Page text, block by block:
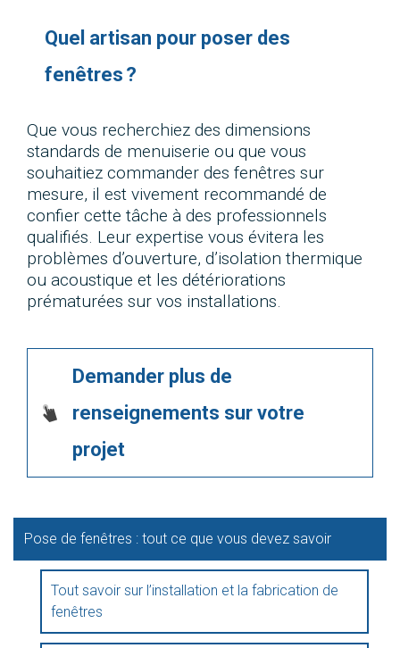
Quel artisan pour poser des
fenêtres ?
Que vous recherchiez des dimensions
standards de menuiserie ou que vous
souhaitiez commander des fenêtres sur
mesure, il est vivement recommandé de
confier cette tâche à des professionnels
qualifiés. Leur expertise vous évitera les
problèmes d’ouverture, d’isolation thermique
ou acoustique et les détériorations
prématurées sur vos installations.
Demander plus de
renseignements sur votre
projet
Pose de fenêtres : tout ce que vous devez savoir
Tout savoir sur l’installation et la fabrication de
fenêtres